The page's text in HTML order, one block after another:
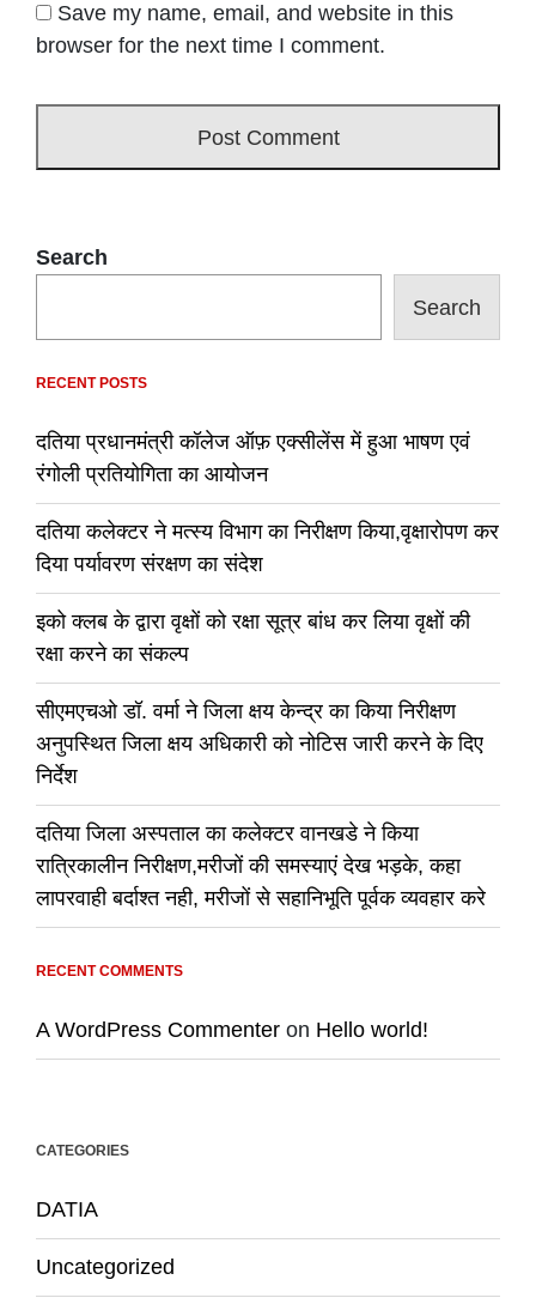
Save my name, email, and website in this
browser for the next time I comment.
Search
Search
RECENT POSTS
दतिया प्रधानमंत्री कॉलेज ऑफ़ एक्सीलेंस में हुआ भाषण एवं
रंगोली प्रतियोगिता का आयोजन
दतिया कलेक्टर ने मत्स्य विभाग का निरीक्षण किया,वृक्षारोपण कर
दिया पर्यावरण संरक्षण का संदेश
इको क्लब के द्वारा वृक्षों को रक्षा सूत्र बांध कर लिया वृक्षों की
रक्षा करने का संकल्प
सीएमएचओ डॉ. वर्मा ने जिला क्षय केन्द्र का किया निरीक्षण
अनुपस्थित जिला क्षय अधिकारी को नोटिस जारी करने के दिए
निर्देश
दतिया जिला अस्पताल का कलेक्टर वानखडे ने किया
रात्रिकालीन निरीक्षण,मरीजों की समस्याएं देख भड़के, कहा
लापरवाही बर्दाश्त नही, मरीजों से सहानिभूति पूर्वक व्यवहार करे
RECENT COMMENTS
A WordPress Commenter on Hello world!
CATEGORIES
DATIA
Uncategorized